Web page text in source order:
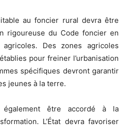
au foncier rural devra être
rigoureuse du Code foncier en
Des zones agricoles
pour freiner l’urbanisation
spécifiques devront garantir
jeunes à la terre.
être accordé à la
L’État devra favoriser